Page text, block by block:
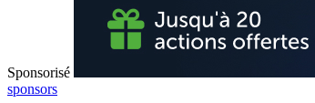
Sponsorisé
sponsors